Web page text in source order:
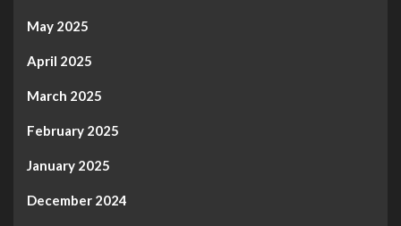
May 2025
April 2025
March 2025
February 2025
January 2025
December 2024